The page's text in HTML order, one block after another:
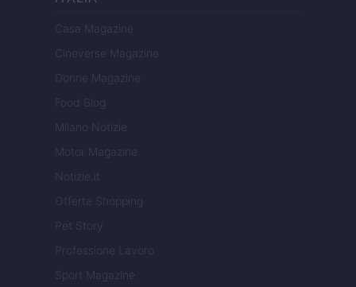
Casa Magazine
Cineverse Magazine
Donne Magazine
Food Blog
Milano Notizie
Motor Magazine
Notizie.it
Offerte Shopping
Pet Story
Professione Lavoro
Sport Magazine